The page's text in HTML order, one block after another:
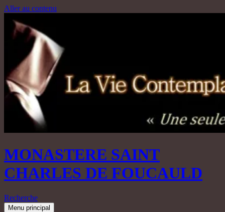
Aller au contenu
MONASTERE SAINT
CHARLES DE FOUCAULD
Recherche
Menu principal